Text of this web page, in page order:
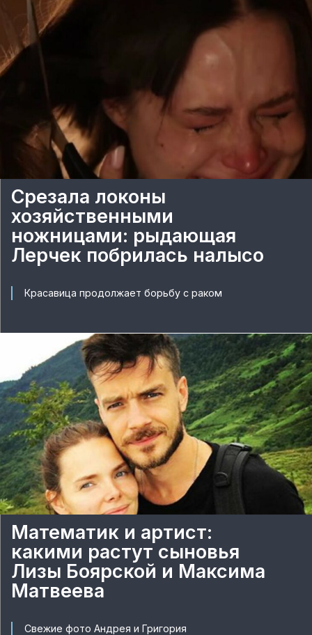
Срезала локоны
хозяйственными
ножницами: рыдающая
Лерчек побрилась налысо
Красавица продолжает борьбу с раком
Математик и артист:
какими растут сыновья
Лизы Боярской и Максима
Матвеева
Свежие фото Андрея и Григория